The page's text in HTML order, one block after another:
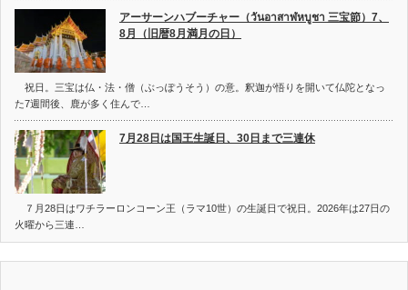
アーサーンハブーチャー（วันอาสาฬหบูชา 三宝節）7、
8月（旧暦8月満月の日）
祝日。三宝は仏・法・僧（ぶっぽうそう）の意。釈迦が悟りを開いて仏陀となっ
た7週間後、鹿が多く住んで…
7月28日は国王生誕日、30日まで三連休
７月28日はワチラーロンコーン王（ラマ10世）の生誕日で祝日。2026年は27日の
火曜から三連…